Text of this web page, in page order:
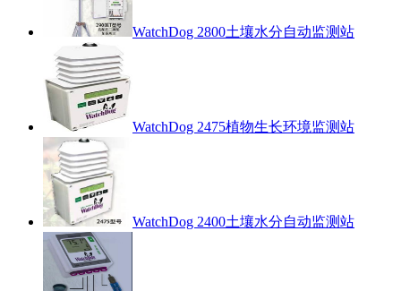
WatchDog 2800土壤水分自动监测站
WatchDog 2475植物生长环境监测站
WatchDog 2400土壤水分自动监测站